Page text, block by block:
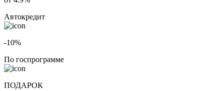
Автокредит
-10%
По госпрограмме
ПОДАРОК